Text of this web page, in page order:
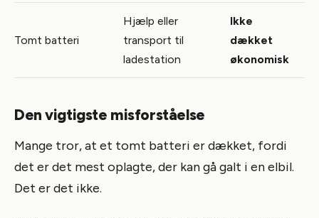
Tomt batteri
Hjælp eller
transport til
ladestation
Ikke
dækket
økonomisk
Den vigtigste misforståelse
Mange tror, at et tomt batteri er dækket, fordi
det er det mest oplagte, der kan gå galt i en elbil.
Det er det ikke.